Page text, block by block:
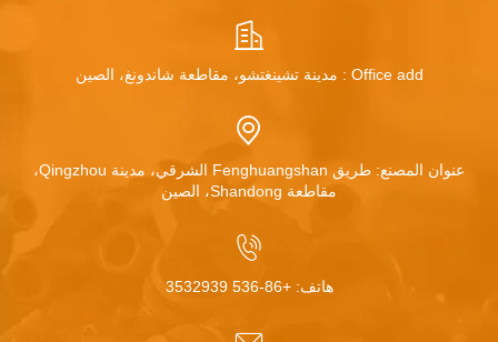
Office add : مدينة تشينغتشو، مقاطعة شاندونغ، الصين
عنوان المصنع: طريق Fenghuangshan الشرقي، مدينة Qingzhou،
مقاطعة Shandong، الصين
هاتف:+86-536 3532939